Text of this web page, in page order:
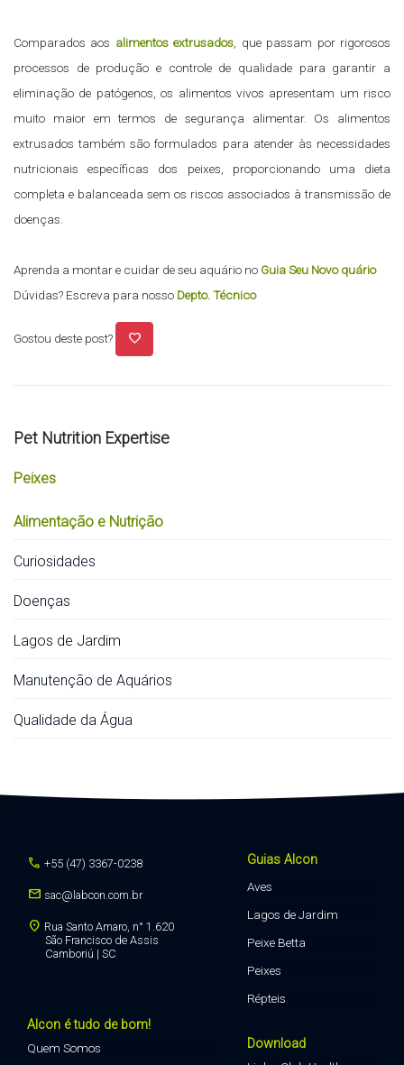
Comparados aos alimentos extrusados , que passam por rigorosos
processos de produção e controle de qualidade para garantir a
eliminação de patógenos, os alimentos vivos apresentam um risco
muito maior em termos de segurança alimentar. Os alimentos
extrusados também são formulados para atender às necessidades
nutricionais específicas dos peixes, proporcionando uma dieta
completa e balanceada sem os riscos associados à transmissão de
doenças.
Aprenda a montar e cuidar de seu aquário no Guia Seu Novo quário
Dúvidas? Escreva para nosso Depto. Técnico
Gostou deste post? favorite
Pet Nutrition Expertise
Peixes
Alimentação e Nutrição
Curiosidades
Doenças
Lagos de Jardim
Manutenção de Aquários
Qualidade da Água
call +55 (47) 3367-0238
mail sac@labcon.com.br
location_on Rua Santo Amaro, n° 1.620
São Francisco de Assis
Camboriú | SC
Alcon é tudo de bom!
Quem Somos
Guias Alcon
Aves
Lagos de Jardim
Peixe Betta
Peixes
Répteis
Download